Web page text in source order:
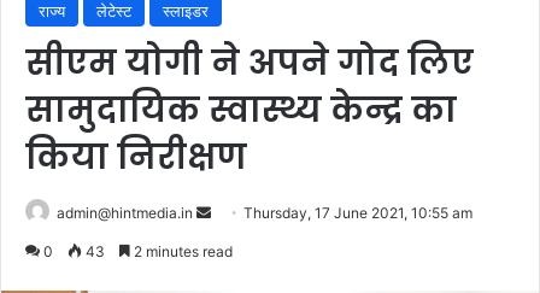
राज्य लेटेस्ट स्लाइडर
सीएम योगी ने अपने गोद लिए
सामुदायिक स्वास्थ्य केन्द्र का
किया निरीक्षण
admin@hintmedia.in
SendThursday, 17 June 2021, 10:55 am
0 43 2 minutes read